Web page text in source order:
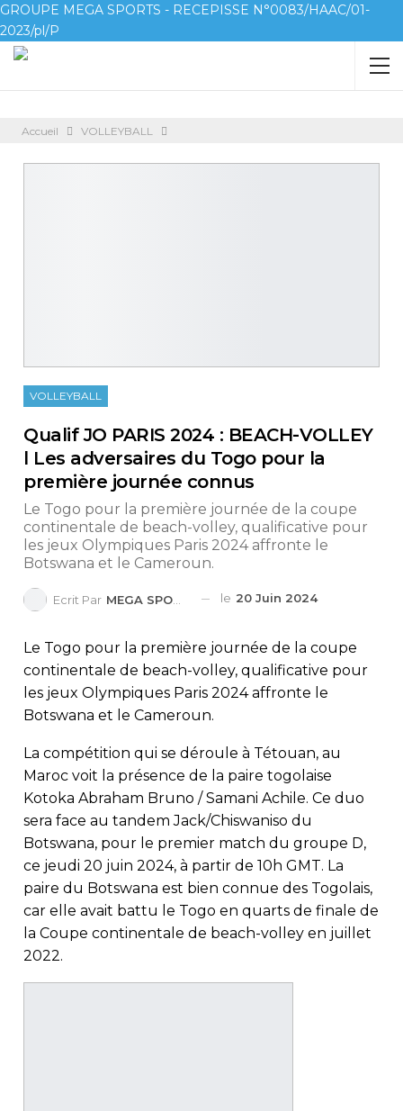
GROUPE MEGA SPORTS - RECEPISSE N°0083/HAAC/01-
2023/pl/P
Accueil VOLLEYBALL
VOLLEYBALL
Qualif JO PARIS 2024 : BEACH-VOLLEY
l Les adversaires du Togo pour la
première journée connus
Le Togo pour la première journée de la coupe
continentale de beach-volley, qualificative pour
les jeux Olympiques Paris 2024 affronte le
Botswana et le Cameroun.
Ecrit Par MEGA SPORTS le 20 Juin 2024
Le Togo pour la première journée de la coupe
continentale de beach-volley, qualificative pour
les jeux Olympiques Paris 2024 affronte le
Botswana et le Cameroun.
La compétition qui se déroule à Tétouan, au
Maroc voit la présence de la paire togolaise
Kotoka Abraham Bruno / Samani Achile. Ce duo
sera face au tandem Jack/Chiswaniso du
Botswana, pour le premier match du groupe D,
ce jeudi 20 juin 2024, à partir de 10h GMT. La
paire du Botswana est bien connue des Togolais,
car elle avait battu le Togo en quarts de finale de
la Coupe continentale de beach-volley en juillet
2022.